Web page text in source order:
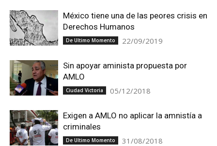
México tiene una de las peores crisis en
Derechos Humanos
De Ultimo Momento 22/09/2019
Sin apoyar aminista propuesta por
AMLO
Ciudad Victoria 05/12/2018
Exigen a AMLO no aplicar la amnistía a
criminales
De Ultimo Momento 31/08/2018